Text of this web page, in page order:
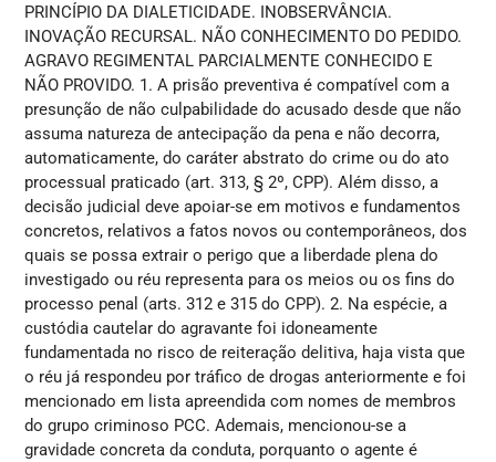
PRINCÍPIO DA DIALETICIDADE. INOBSERVÂNCIA.
INOVAÇÃO RECURSAL. NÃO CONHECIMENTO DO PEDIDO.
AGRAVO REGIMENTAL PARCIALMENTE CONHECIDO E
NÃO PROVIDO. 1. A prisão preventiva é compatível com a
presunção de não culpabilidade do acusado desde que não
assuma natureza de antecipação da pena e não decorra,
automaticamente, do caráter abstrato do crime ou do ato
processual praticado (art. 313, § 2º, CPP). Além disso, a
decisão judicial deve apoiar-se em motivos e fundamentos
concretos, relativos a fatos novos ou contemporâneos, dos
quais se possa extrair o perigo que a liberdade plena do
investigado ou réu representa para os meios ou os fins do
processo penal (arts. 312 e 315 do CPP). 2. Na espécie, a
custódia cautelar do agravante foi idoneamente
fundamentada no risco de reiteração delitiva, haja vista que
o réu já respondeu por tráfico de drogas anteriormente e foi
mencionado em lista apreendida com nomes de membros
do grupo criminoso PCC. Ademais, mencionou-se a
gravidade concreta da conduta, porquanto o agente é